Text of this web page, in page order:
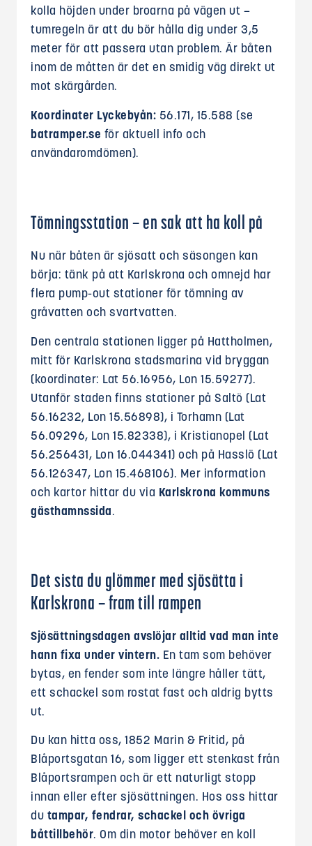
kolla höjden under broarna på vägen ut –
tumregeln är att du bör hålla dig under 3,5
meter för att passera utan problem. Är båten
inom de måtten är det en smidig väg direkt ut
mot skärgården.
Koordinater Lyckebyån: 56.171, 15.588 (se
batramper.se för aktuell info och
användaromdömen).
Tömningsstation – en sak att ha koll på
Nu när båten är sjösatt och säsongen kan
börja: tänk på att Karlskrona och omnejd har
flera pump-out stationer för tömning av
gråvatten och svartvatten.
Den centrala stationen ligger på Hattholmen,
mitt för Karlskrona stadsmarina vid bryggan
(koordinater: Lat 56.16956, Lon 15.59277).
Utanför staden finns stationer på Saltö (Lat
56.16232, Lon 15.56898), i Torhamn (Lat
56.09296, Lon 15.82338), i Kristianopel (Lat
56.256431, Lon 16.044341) och på Hasslö (Lat
56.126347, Lon 15.468106). Mer information
och kartor hittar du via Karlskrona kommuns
gästhamnssida.
Det sista du glömmer med sjösätta i
Karlskrona – fram till rampen
Sjösättningsdagen avslöjar alltid vad man inte
hann fixa under vintern. En tam som behöver
bytas, en fender som inte längre håller tätt,
ett schackel som rostat fast och aldrig bytts
ut.
Du kan hitta oss, 1852 Marin & Fritid, på
Blåportsgatan 16, som ligger ett stenkast från
Blåportsrampen och är ett naturligt stopp
innan eller efter sjösättningen. Hos oss hittar
du tampar, fendrar, schackel och övriga
båttillbehör. Om din motor behöver en koll